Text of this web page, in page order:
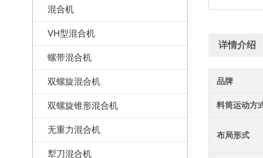
混合机
VH型混合机
螺带混合机
双螺旋混合机
双螺旋锥形混合机
无重力混合机
犁刀混合机
详情介绍
品牌
料筒运动方
布局形式